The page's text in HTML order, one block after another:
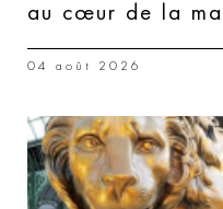
au cœur de la
04 août 2026